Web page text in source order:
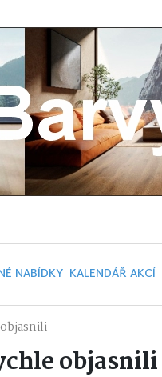
NABÍDKY KALENDÁŘ AKCÍ
objasnili